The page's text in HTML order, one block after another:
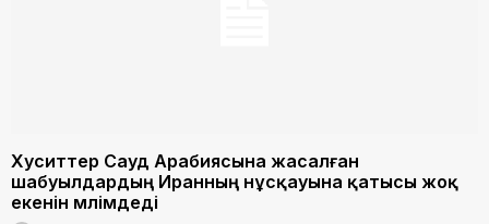
Хуситтер Сауд Арабиясына жасалған
шабуылдардың Иранның нұсқауына қатысы жоқ
екенін мәлімдеді